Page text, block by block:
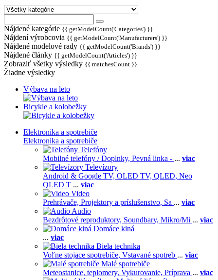
Nájdené kategórie {{ getModelCount('Categories') }}
Nájdení výrobcovia {{ getModelCount('Manufacturers') }}
Nájdené modelové rady {{ getModelCount('Brands') }}
Nájdené články {{ getModelCount('Articles') }}
Zobraziť všetky výsledky {{ matchesCount }}
Žiadne výsledky
Výbava na leto
Bicykle a kolobežky
Elektronika a spotrebiče
Elektronika a spotrebiče
Telefóny
Mobilné telefóny / Doplnky, Pevná linka - ... viac
Televízory
Android & Google TV, OLED TV, QLED, Neo
QLED T ... viac
Video
Prehrávače, Projektory a príslušenstvo, Sa ... viac
Audio
Bezdrôtové reproduktory, Soundbary, Mikro/Mi ... viac
Domáce kiná
... viac
Biela technika
Voľne stojace spotrebiče, Vstavané spotreb ... viac
Malé spotrebiče
Meteostanice, teplomery, Vykurovanie, Príprava ... viac